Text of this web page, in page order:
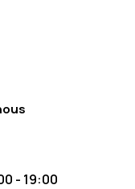
- 19:00